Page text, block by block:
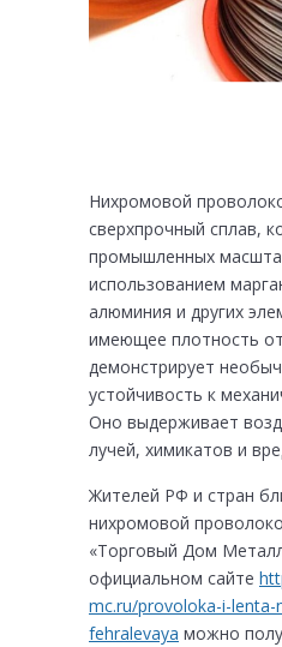
Нихромовой
сверхпрочный сплав,
промышленных
использованием
алюминия и других
имеющее плотность
демонстрирует
устойчивость к
Оно выдерживает
лучей, химикатов и
Жителей РФ и стран
нихромовой
«Торговый Дом
официальном сайте
mc.ru/provoloka-i-lenta-
fehralevaya можно